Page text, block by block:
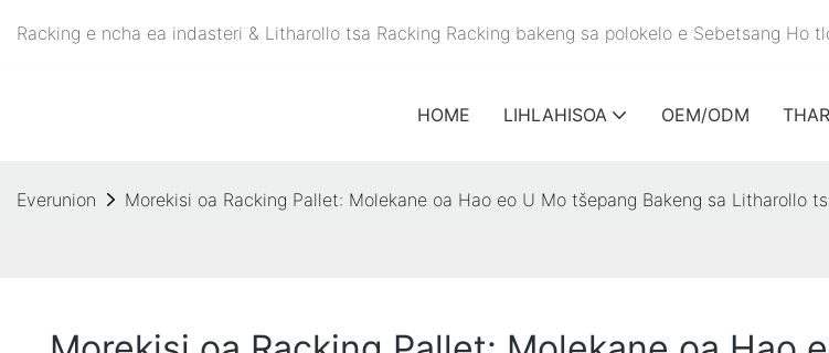
Racking e ncha ea indasteri & Litharollo tsa Racking Racking bakeng sa polokelo e Sebetsang Ho
HOME LIHLAHISOA OEM/ODM
Everunion Morekisi oa Racking Pallet: Molekane oa Hao eo U Mo tšepang Bakeng sa Litharollo